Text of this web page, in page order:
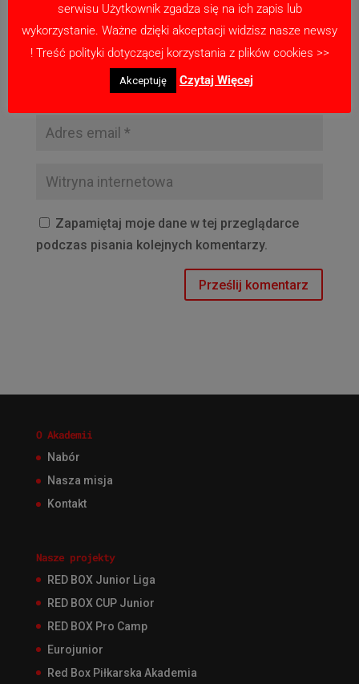
Zapamiętaj moje dane w tej przeglądarce
podczas pisania kolejnych komentarzy.
O Akademii
Nabór
Nasza misja
Kontakt
Nasze projekty
RED BOX Junior Liga
RED BOX CUP Junior
RED BOX Pro Camp
Eurojunior
Red Box Piłkarska Akademia
serwisu Użytkownik zgadza się na ich zapis lub
wykorzystanie. Ważne dzięki akceptacji widzisz nasze newsy
! Treść polityki dotyczącej korzystania z plików cookies >>
Akceptuję Czytaj Więcej